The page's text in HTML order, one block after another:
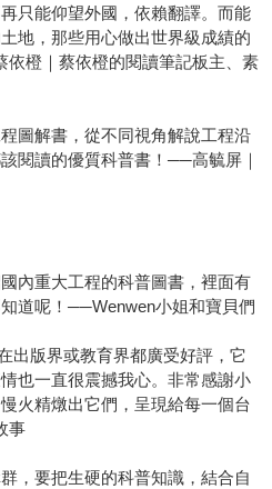
只能仰望外國，依賴翻譯。而能
地，那些用心做出世界級成績的
橙｜蔡依橙的閱讀筆記板主、素
圖解書，從不同視角解說工程沿
閱讀的優質科普書！──高毓屏｜
內重大工程的科普圖書，裡面有
道呢！──Wenwen小姐和寶貝們
出版界或教育界都廣受好評，它
也一直很震撼我心。非常感謝小
火精燉出它們，呈現給每一個台
事
，要把生硬的科普知識，結合自